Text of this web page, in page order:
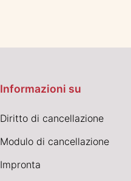
Informazioni su
Diritto di cancellazione
Modulo di cancellazione
Impronta